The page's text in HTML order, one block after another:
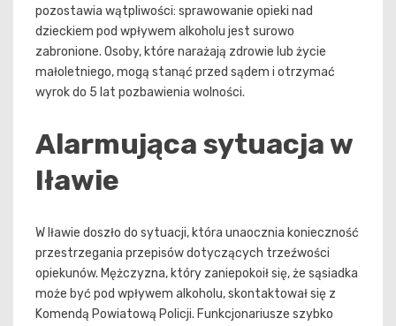
pozostawia wątpliwości: sprawowanie opieki nad
dzieckiem pod wpływem alkoholu jest surowo
zabronione. Osoby, które narażają zdrowie lub życie
małoletniego, mogą stanąć przed sądem i otrzymać
wyrok do 5 lat pozbawienia wolności.
Alarmująca sytuacja w
Iławie
W Iławie doszło do sytuacji, która unaocznia konieczność
przestrzegania przepisów dotyczących trzeźwości
opiekunów. Mężczyzna, który zaniepokoił się, że sąsiadka
może być pod wpływem alkoholu, skontaktował się z
Komendą Powiatową Policji. Funkcjonariusze szybko